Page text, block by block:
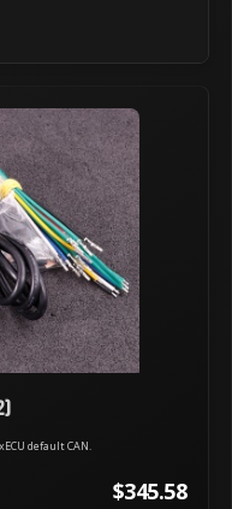
default CAN.
$345.58